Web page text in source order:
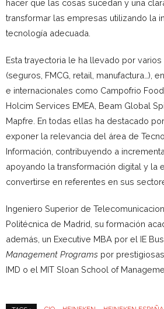
hacer que las cosas sucedan y una
transformar las empresas utilizando la
tecnología adecuada.
Esta trayectoria le ha llevado por
(seguros, FMCG, retail, manufactura…),
e internacionales como Campofrio
Holcim Services EMEA, Beam Global
Mapfre. En todas ellas ha destacado
exponer la relevancia del área de
Información, contribuyendo a
apoyando la transformación digital y la
convertirse en referentes en sus
Ingeniero Superior de
Politécnica de Madrid, su formación
además, un Executive MBA por el IE
Management Programs por
IMD o el MIT Sloan School of